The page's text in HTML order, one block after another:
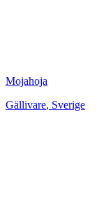
Mojahoja
Gällivare, Sverige